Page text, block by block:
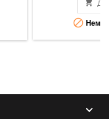


